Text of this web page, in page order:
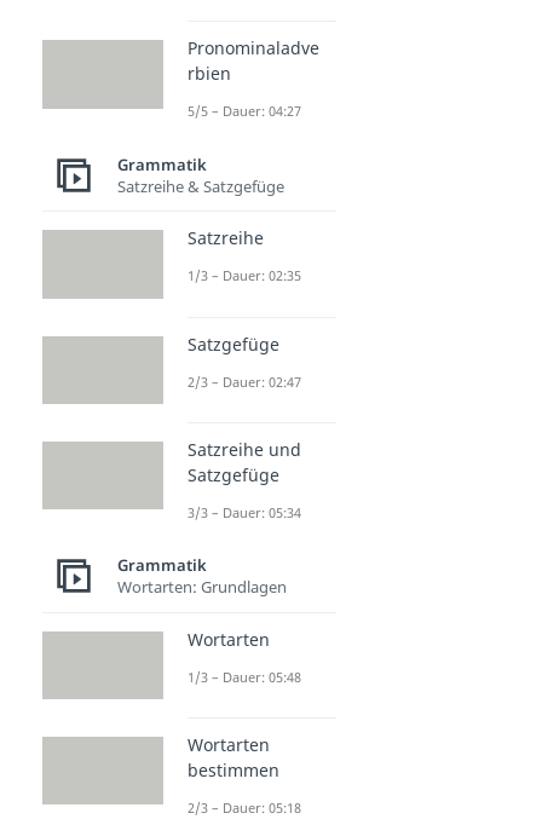
Pronominaladve
rbien
5/5 – Dauer: 04:27
Grammatik
Satzreihe & Satzgefüge
Satzreihe
1/3 – Dauer: 02:35
Satzgefüge
2/3 – Dauer: 02:47
Satzreihe und
Satzgefüge
3/3 – Dauer: 05:34
Grammatik
Wortarten: Grundlagen
Wortarten
1/3 – Dauer: 05:48
Wortarten
bestimmen
2/3 – Dauer: 05:18